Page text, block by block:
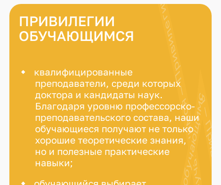
ПРИВИЛЕГИИ
ОБУЧАЮЩИМСЯ
квалифицированные
преподаватели, среди которых
доктора и кандидаты наук.
Благодаря уровню профессорско-
преподавательского состава, наши
обучающиеся получают не только
хорошие теоретические знания,
но и полезные практические
навыки;